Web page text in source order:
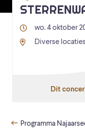
wo. 4 oktober
Diverse locaties
Dit
Programma